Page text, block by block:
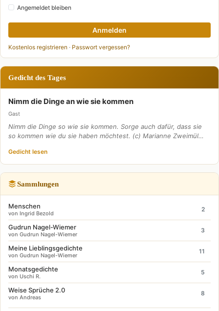
Angemeldet bleiben
Anmelden
Kostenlos registrieren · Passwort vergessen?
Gedicht des Tages
Nimm die Dinge an wie sie kommen
Gast
Nimm die Dinge so wie sie kommen. Sorge auch dafür, dass sie
so kommen wie du sie haben möchtest. (c) Marianne Zweimül…
Gedicht lesen
Sammlungen
Menschen
von Ingrid Bezold
2
Gudrun Nagel-Wiemer
von Gudrun Nagel-Wiemer
3
Meine Lieblingsgedichte
von Gudrun Nagel-Wiemer
11
Monatsgedichte
von Uschi R.
5
Weise Sprüche 2.0
von Andreas
8